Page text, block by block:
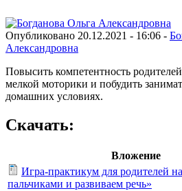
Опубликовано 20.12.2021 - 16:06 -
Александровна
Повысить компетентность
мелкой моторики и побудить
домашних условиях.
Скачать:
Вложение
Игра-практикум для родителей
пальчиками и развиваем речь»